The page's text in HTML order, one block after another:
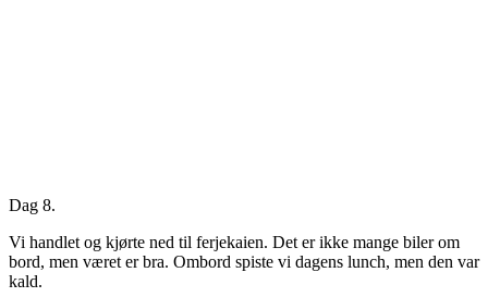
Dag 8.
Vi handlet og kjørte ned til ferjekaien. Det er ikke mange biler om
bord, men været er bra. Ombord spiste vi dagens lunch, men den var
kald.